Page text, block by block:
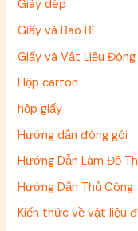
Giày dép
Giấy và Bao Bì
Giấy và Vật Liệu Đóng
Hộp carton
hộp giấy
Hướng dẫn đóng gói
Hướng Dẫn Làm Đồ
Hướng Dẫn Thủ Công
Kiến thức về vật liệu